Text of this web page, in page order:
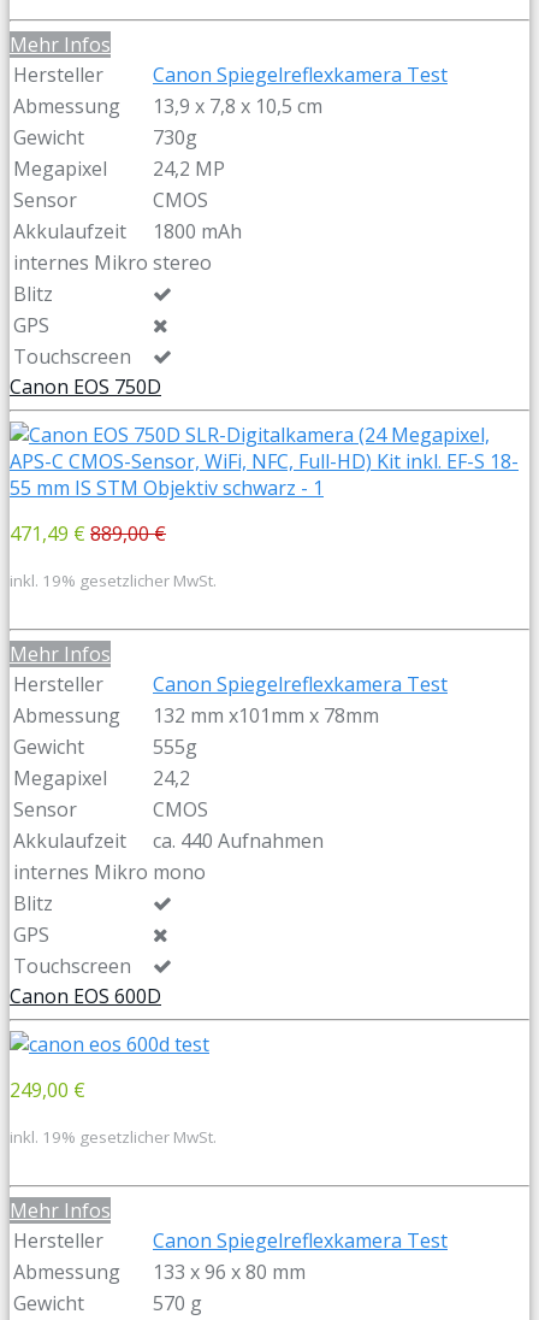
Mehr Infos
Hersteller
Canon Spiegelreflexkamera Test
Abmessung
13,9 x 7,8 x 10,5 cm
Gewicht
730g
Megapixel
24,2 MP
Sensor
CMOS
Akkulaufzeit
1800 mAh
internes Mikro stereo
Blitz
GPS
Touchscreen
Canon EOS 750D
471,49 € 889,00 €
inkl. 19% gesetzlicher MwSt.
Mehr Infos
Hersteller
Canon Spiegelreflexkamera Test
Abmessung
132 mm x101mm x 78mm
Gewicht
555g
Megapixel
24,2
Sensor
CMOS
Akkulaufzeit
ca. 440 Aufnahmen
internes Mikro mono
Blitz
GPS
Touchscreen
Canon EOS 600D
249,00 €
inkl. 19% gesetzlicher MwSt.
Mehr Infos
Hersteller
Canon Spiegelreflexkamera Test
Abmessung
133 x 96 x 80 mm
Gewicht
570 g